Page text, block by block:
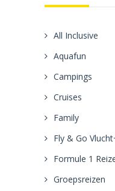
All Inclusive
Aquafun
Campings
Cruises
Family
Fly & Go
Formule 1
Groepsreizen